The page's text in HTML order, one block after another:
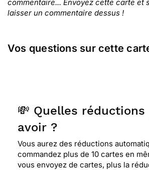
commentaire... Envoyez cette carte et
laisser un commentaire dessus !
Vos questions sur cette
💸 Quelles
avoir ?
Vous aurez des réductions
commandez plus de 10 cartes en
vous envoyez de cartes, plus la